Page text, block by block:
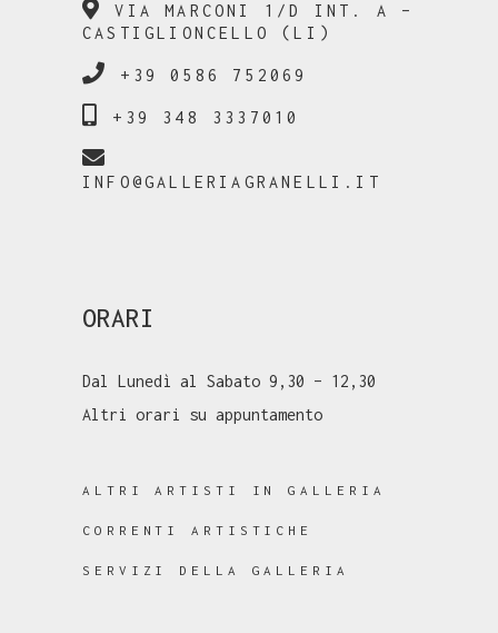
VIA MARCONI 1/D INT. A –
CASTIGLIONCELLO (LI)
+39 0586 752069
+39 348 3337010
INFO@GALLERIAGRANELLI.IT
ORARI
Dal Lunedì al Sabato 9,30 – 12,30
Altri orari su appuntamento
ALTRI ARTISTI IN GALLERIA
CORRENTI ARTISTICHE
SERVIZI DELLA GALLERIA